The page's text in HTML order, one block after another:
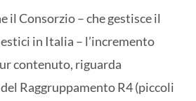
il Consorzio – che gestisce il
in Italia – l’incremento
contenuto, riguarda
Raggruppamento R4 (piccoli